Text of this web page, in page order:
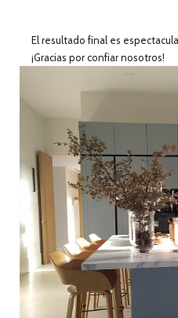
El resultado final es
¡Gracias por confiar nosotros!